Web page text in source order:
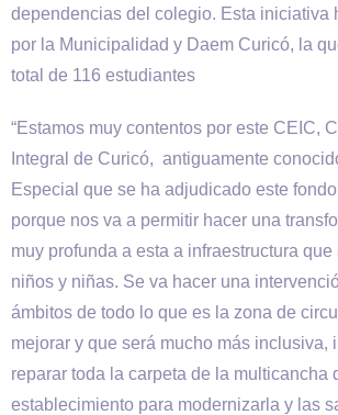
dependencias del colegio. Esta iniciativa
por la Municipalidad y Daem Curicó, la
total de 116 estudiantes
“Estamos muy contentos por este CEIC,
Integral de Curicó, antiguamente
Especial que se ha adjudicado este
porque nos va a permitir hacer una
muy profunda a esta a infraestructura que
niños y niñas. Se va hacer una
ámbitos de todo lo que es la zona de
mejorar y que será mucho más inclusiva,
reparar toda la carpeta de la multicancha
establecimiento para modernizarla y las